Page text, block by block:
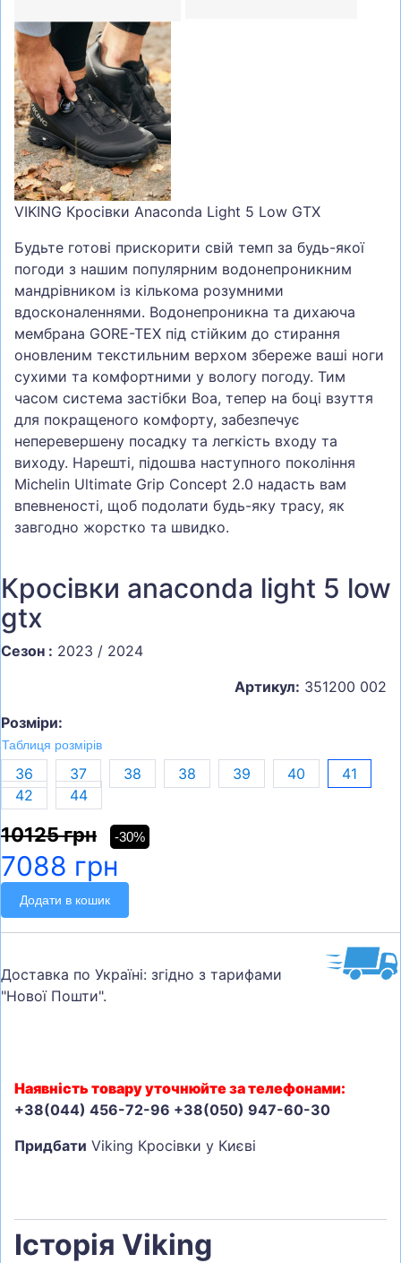
VIKING Кросівки Anaconda Light 5 Low GTX
Будьте готові прискорити свій темп за будь-якої
погоди з нашим популярним водонепроникним
мандрівником із кількома розумними
вдосконаленнями. Водонепроникна та дихаюча
мембрана GORE-TEX під стійким до стирання
оновленим текстильним верхом збереже ваші ноги
сухими та комфортними у вологу погоду. Тим
часом система застібки Boa, тепер на боці взуття
для покращеного комфорту, забезпечує
неперевершену посадку та легкість входу та
виходу. Нарешті, підошва наступного покоління
Michelin Ultimate Grip Concept 2.0 надасть вам
впевненості, щоб подолати будь-яку трасу, як
завгодно жорстко та швидко.
Кросівки anaconda light 5 low
gtx
Сезон : 2023 / 2024
Артикул: 351200 002
Розміри:
Таблиця розмірів
36 37 38 38 39 40
41
42
44
10125 грн -30%
7088 грн
Додати в кошик
Доставка по Україні: згідно з тарифами
"Нової Пошти".
Наявність товару уточнюйте за телефонами:
+38(044) 456-72-96 +38(050) 947-60-30
Придбати Viking Кросівки у Києві
Історія Viking